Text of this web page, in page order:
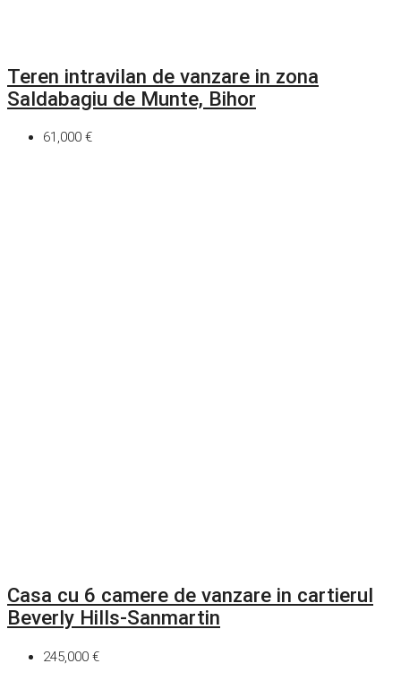
Teren intravilan de vanzare in zona
Saldabagiu de Munte, Bihor
61,000 €
Casa cu 6 camere de vanzare in cartierul
Beverly Hills-Sanmartin
245,000 €